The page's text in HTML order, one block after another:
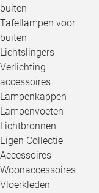
buiten
Tafellampen voor
buiten
Lichtslingers
Verlichting
accessoires
Lampenkappen
Lampenvoeten
Lichtbronnen
Eigen Collectie
Accessoires
Woonaccessoires
Vloerkleden